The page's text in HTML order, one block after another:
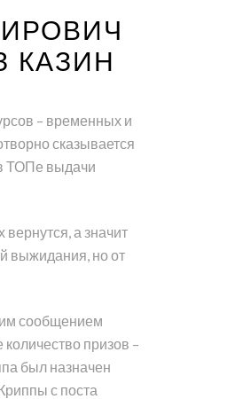
КАЗИН
– временных и
сказывается
ТОПе выдачи
а значит
выжидания, но от
сообщением
призов –
был назначен
с поста